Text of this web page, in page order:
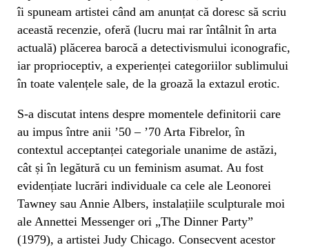
îi spuneam artistei când am anunțat că doresc să scriu
această recenzie, oferă (lucru mai rar întâlnit în arta
actuală) plăcerea barocă a detectivismului iconografic,
iar proprioceptiv, a experienței categoriilor sublimului
în toate valențele sale, de la groază la extazul erotic.
S-a discutat intens despre momentele definitorii care
au impus între anii ’50 – ’70 Arta Fibrelor, în
contextul acceptanței categoriale unanime de astăzi,
cât și în legătură cu un feminism asumat. Au fost
evidențiate lucrări individuale ca cele ale Leonorei
Tawney sau Annie Albers, instalațiile sculpturale moi
ale Annettei Messenger ori „The Dinner Party”
(1979), a artistei Judy Chicago. Consecvent acestor